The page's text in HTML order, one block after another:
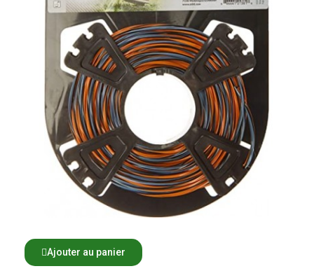
Ajouter au panier